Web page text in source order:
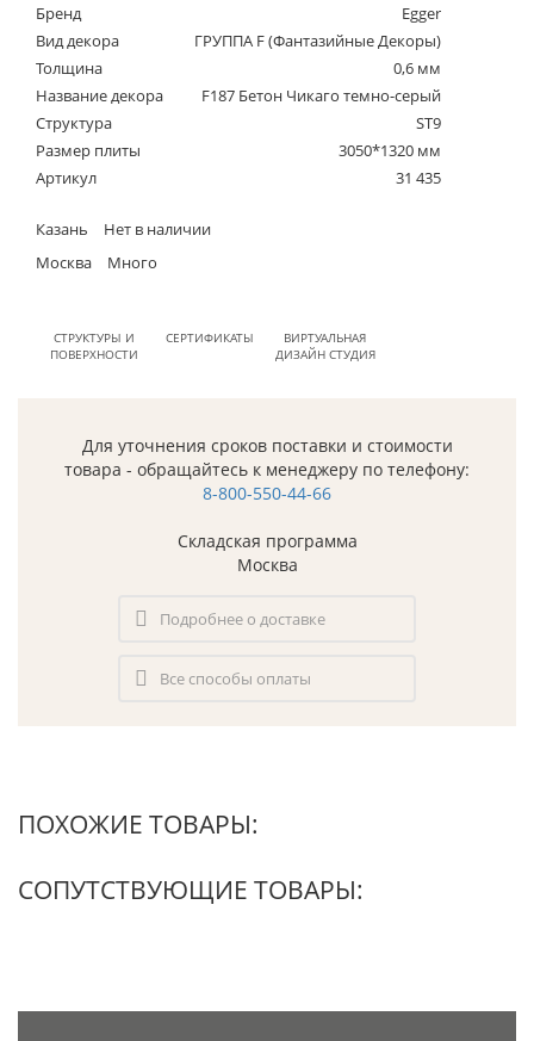
Бренд
Egger
Вид декора
ГРУППА F (Фантазийные Декоры)
Толщина
0,6 мм
Название декора
F187 Бетон Чикаго темно-серый
Структура
ST9
Размер плиты
3050*1320 мм
Артикул
31 435
Казань
Нет в наличии
Москва
Много
СТРУКТУРЫ И
ПОВЕРХНОСТИ
СЕРТИФИКАТЫ
ВИРТУАЛЬНАЯ
ДИЗАЙН СТУДИЯ
Для уточнения сроков поставки и стоимости
товара - обращайтесь к менеджеру по телефону:
8-800-550-44-66
Складская программа
Москва
Подробнее о доставке
Все способы оплаты
ПОХОЖИЕ ТОВАРЫ:
СОПУТСТВУЮЩИЕ ТОВАРЫ: